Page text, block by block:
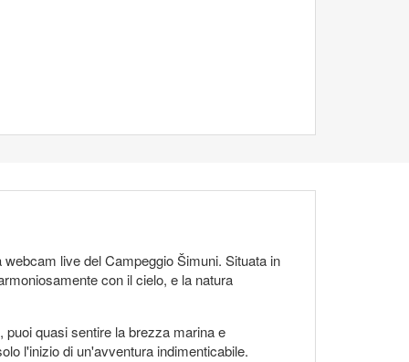
live del Campeggio Šimuni. Situata in
con il cielo, e la natura
quasi sentire la brezza marina e
l'inizio di un'avventura indimenticabile.